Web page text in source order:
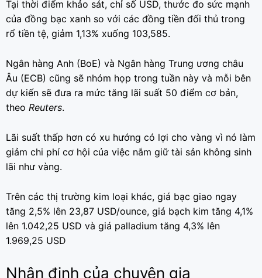
Tại thời điểm khảo sát, chỉ số USD, thước đo sức mạnh
của đồng bạc xanh so với các đồng tiền đối thủ trong
rổ tiền tệ, giảm 1,13% xuống 103,585.
Ngân hàng Anh (BoE) và Ngân hàng Trung ương châu
Âu (ECB) cũng sẽ nhóm họp trong tuần này và mỗi bên
dự kiến ​​sẽ đưa ra mức tăng lãi suất 50 điểm cơ bản,
theo Reuters.
Lãi suất thấp hơn có xu hướng có lợi cho vàng vì nó làm
giảm chi phí cơ hội của việc nắm giữ tài sản không sinh
lãi như vàng.
Trên các thị trường kim loại khác, giá bạc giao ngay
tăng 2,5% lên 23,87 USD/ounce, giá bạch kim tăng 4,1%
lên 1.042,25 USD và giá palladium tăng 4,3% lên
1.969,25 USD
Nhận định của chuyên gia